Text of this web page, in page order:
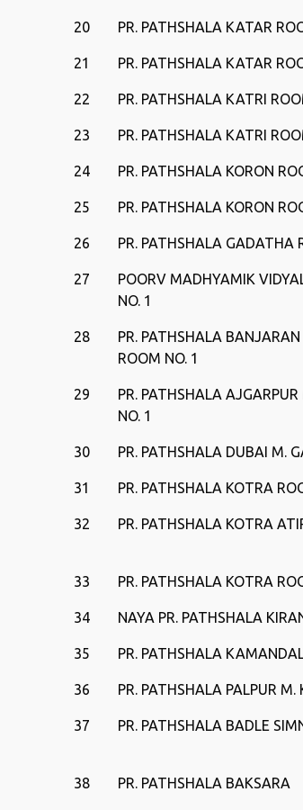
20 PR. PATHSHALA KATAR
21 PR. PATHSHALA KATAR
22 PR. PATHSHALA KATRI
23 PR. PATHSHALA KATRI
24 PR. PATHSHALA KORON
25 PR. PATHSHALA KORON
26 PR. PATHSHALA GADATHA
27
POORV MADHYAMIK
NO. 1
28
PR. PATHSHALA
ROOM NO. 1
29
PR. PATHSHALA
NO. 1
30 PR. PATHSHALA DUBAI M.
31 PR. PATHSHALA KOTRA
32 PR. PATHSHALA KOTRA
33 PR. PATHSHALA KOTRA
34 NAYA PR. PATHSHALA
35 PR. PATHSHALA
36 PR. PATHSHALA PALPUR M.
37 PR. PATHSHALA BADLE
38 PR. PATHSHALA BAKSARA